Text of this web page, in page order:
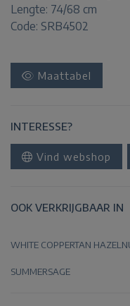
Lengte: 74/68 cm
Code: SRB4502
Maattabel
INTERESSE?
Vind webshop
OOK VERKRIJGBAAR IN
WHITE COPPERTAN
SUMMERSAGE